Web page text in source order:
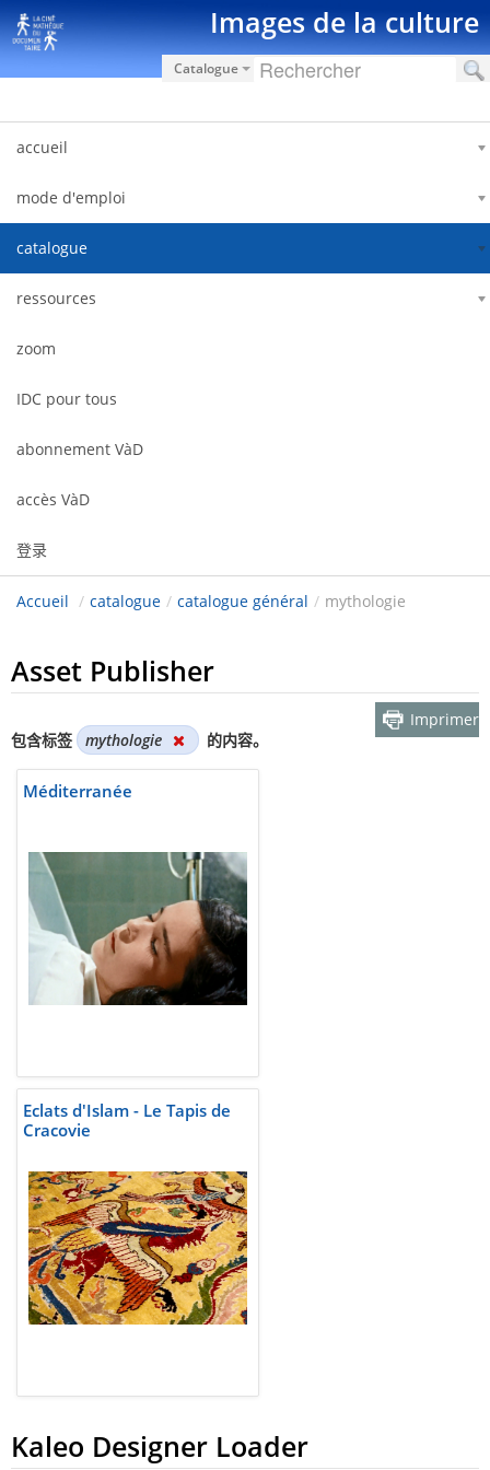
跳转到内容 Images de la culture
Catalogue
accueil
mode d'emploi
catalogue
ressources
zoom
IDC pour tous
abonnement VàD
accès VàD
登录
Accueil / catalogue / catalogue général / mythologie
Asset Publisher
包含标签 mythologie 的内容。
Imprimer
Méditerranée
Eclats d'Islam - Le Tapis de
Cracovie
Kaleo Designer Loader